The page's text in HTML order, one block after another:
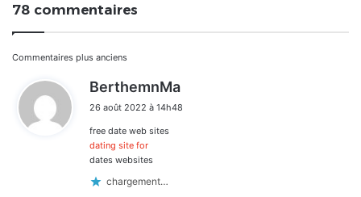
78 commentaires
Navigation
dans
les
commentaires
Commentaires plus anciens
BerthemnMa
t
26 août 2022 à 14h48
free date web sites
dating site for
dates websites
chargement…